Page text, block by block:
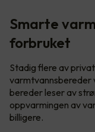
Smarte
forbruket
Stadig flere av
varmtvannsbereder
bereder leser av
oppvarmingen av
billigere.